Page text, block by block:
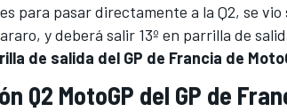
para pasar directamente a la Q2, se
y deberá salir 13º en parrilla de
de salida del GP de Francia de
Q2 MotoGP del GP de